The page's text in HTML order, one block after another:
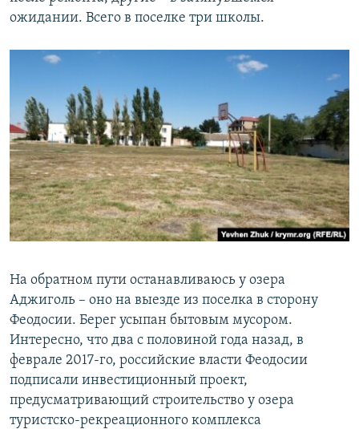
ожидании. Всего в поселке три школы.
На обратном пути останавливаюсь у озера
Аджиголь – оно на выезде из поселка в сторону
Феодосии. Берег усыпан бытовым мусором.
Интересно, что два с половиной года назад, в
феврале 2017-го, российские власти Феодосии
подписали инвестиционный проект,
предусматривающий строительство у озера
туристско-рекреационного комплекса